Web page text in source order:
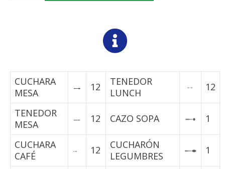
CUCHARA
MESA
12
TENEDOR
LUNCH
12
TENEDOR
MESA
12 CAZO SOPA 1
CUCHARA
CAFÉ
12
CUCHARÓN
LEGUMBRES
1